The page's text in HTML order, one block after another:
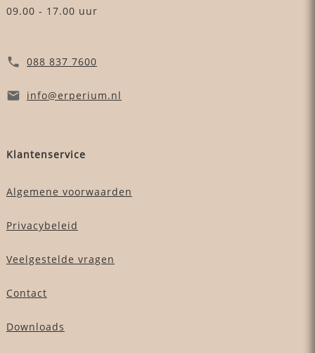
09.00 - 17.00 uur
088 837 7600
info@erperium.nl
Klantenservice
Algemene voorwaarden
Privacybeleid
Veelgestelde vragen
Contact
Downloads